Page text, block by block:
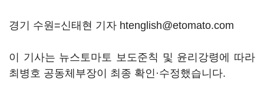
경기 수원=신태현 기자 htenglish@etomato.com
이 기사는 뉴스토마토 보도준칙 및 윤리강령에 따라
최병호 공동체부장이 최종 확인·수정했습니다.